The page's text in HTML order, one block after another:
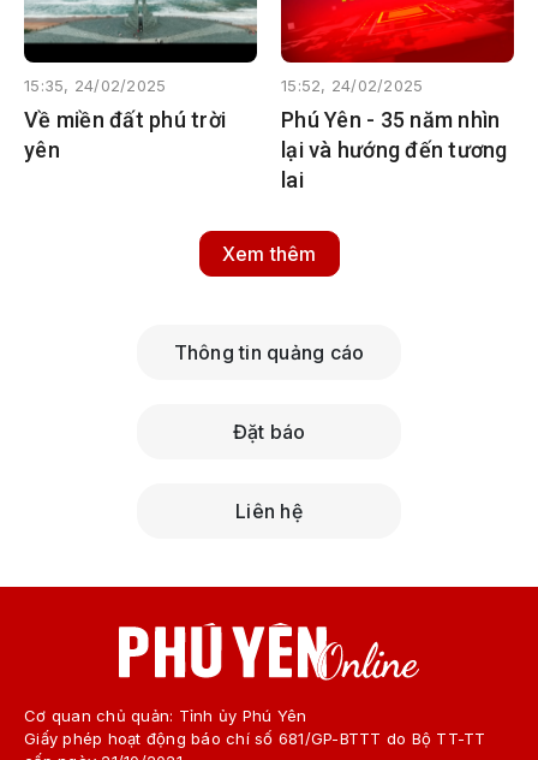
15:35, 24/02/2025
Về miền đất phú trời
yên
15:52, 24/02/2025
Phú Yên - 35 năm nhìn
lại và hướng đến tương
lai
Xem thêm
Thông tin quảng cáo
Đặt báo
Liên hệ
Cơ quan chủ quản: Tỉnh ủy Phú Yên
Giấy phép hoạt động báo chí số 681/GP-BTTT do Bộ TT-TT